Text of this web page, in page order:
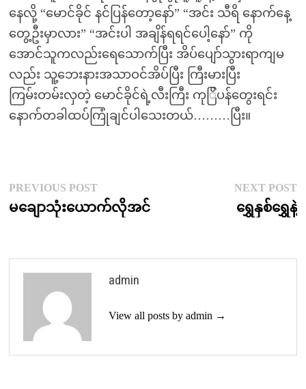
နေလို့ “မောင်ခိုင် နင်ပြန်တော့နော်” “အင်း သီရိ နောက်နေ့
တွေ့ဦးမှာလား” “အင်းပါ အချိန်ရရင်ပေါ့နော်” ကို
အောင်သူကလည်းရေသောက်ပြီး အိပ်ပျော်သွားရာကျမ
လည်း သူ့ဘေးနားအသာဝင်အိပ်ပြီး ကြီးမားပြီး
ကြမ်းတမ်းလှတဲ့ မောင်ခိုင်ရဲ့လီးကြီး ကုြိပန်တွေးရင်း
နောက်တခါထပ်ကြုံချင်ပါသေးတယ်………ပြီး။
Post
navigation
PREVIOUS POSTPrevious
post:
မချောသုံးယောက်လိုအင်
NEXT POST
ရွှေနှစ်ရွှေနဲ့
admin
View all posts by admin →